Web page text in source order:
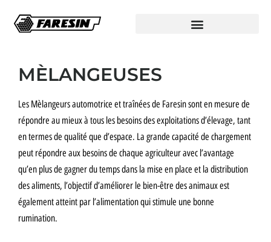
MÈLANGEUSES
Les Mèlangeurs automotrice et traînées de Faresin sont en mesure de
répondre au mieux à tous les besoins des exploitations d’élevage, tant
en termes de qualité que d’espace. La grande capacité de chargement
peut répondre aux besoins de chaque agriculteur avec l’avantage
qu’en plus de gagner du temps dans la mise en place et la distribution
des aliments, l’objectif d’améliorer le bien-être des animaux est
également atteint par l’alimentation qui stimule une bonne
rumination.